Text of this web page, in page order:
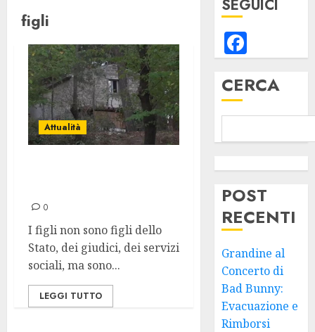
figli
Attualità
0
I figli non sono figli dello
Stato, dei giudici, dei servizi
sociali, ma sono...
LEGGI TUTTO
SEGUICI
CERCA
POST
RECENTI
Grandine al
Concerto di
Bad Bunny:
Evacuazione e
Rimborsi